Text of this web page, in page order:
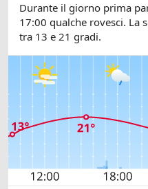
Durante il giorno prima
17:00 qualche rovesci. La
tra 13 e 21 gradi.